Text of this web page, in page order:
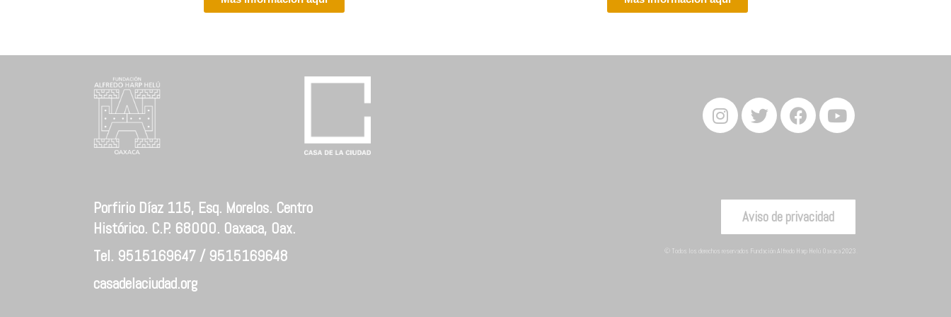
Porfirio Díaz 115, Esq. Morelos. Centro
Histórico. C.P. 68000. Oaxaca, Oax.
Tel. 9515169647 / 9515169648
casadelaciudad.org
Aviso de privacidad
© Todos los derechos reservados Fundación Alfredo Harp Helú Oaxaca 2023.